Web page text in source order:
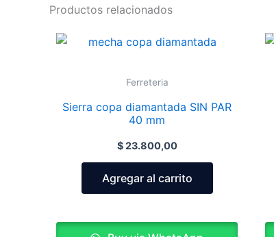
Productos relacionados
Ferreteria
Sierra copa diamantada SIN PAR
40 mm
$23.800,00
Agregar al carrito